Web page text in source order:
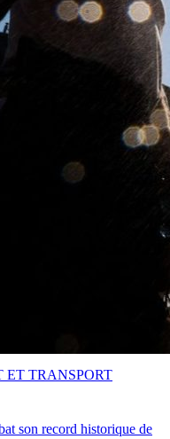
son record historique de
ET TRANSPORT